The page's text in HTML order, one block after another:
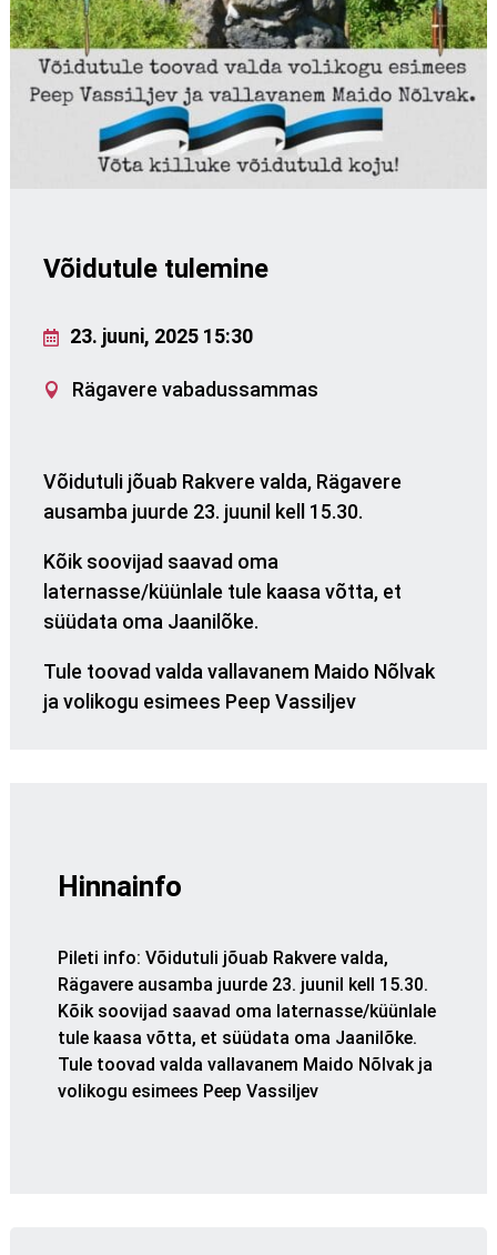
Võidutule tulemine
23. juuni, 2025 15:30
Rägavere vabadussammas
Võidutuli jõuab Rakvere valda, Rägavere
ausamba juurde 23. juunil kell 15.30.
Kõik soovijad saavad oma
laternasse/küünlale tule kaasa võtta, et
süüdata oma Jaanilõke.
Tule toovad valda vallavanem Maido Nõlvak
ja volikogu esimees Peep Vassiljev
Hinnainfo
Pileti info: Võidutuli jõuab Rakverevalda,
Rägavere ausamba juurde 23. juunil kell 15.30.
Kõik soovijad saavad oma laternasse/küünlale
tule kaasa võtta, et süüdata oma Jaanilõke.
Tule toovad valda vallavanem Maido Nõlvak ja
volikogu esimees Peep Vassiljev